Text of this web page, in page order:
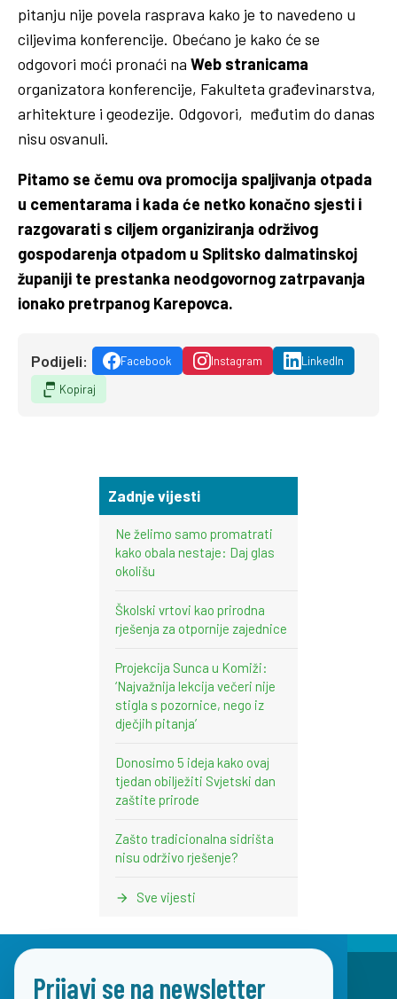
pitanju nije povela rasprava kako je to navedeno u
ciljevima konferencije. Obećano je kako će se
odgovori moći pronaći na Web stranicama
organizatora konferencije, Fakulteta građevinarstva,
arhitekture i geodezije. Odgovori, međutim do danas
nisu osvanuli.
Pitamo se čemu ova promocija spaljivanja otpada
u cementarama i kada će netko konačno sjesti i
razgovarati s ciljem organiziranja održivog
gospodarenja otpadom u Splitsko dalmatinskoj
županiji te prestanka neodgovornog zatrpavanja
ionako pretrpanog Karepovca.
Podijeli: Facebook Instagram
LinkedIn
Kopiraj
Zadnje vijesti
Ne želimo samo promatrati
kako obala nestaje: Daj glas
okolišu
Školski vrtovi kao prirodna
rješenja za otpornije zajednice
Projekcija Sunca u Komiži:
‘Najvažnija lekcija večeri nije
stigla s pozornice, nego iz
dječjih pitanja’
Donosimo 5 ideja kako ovaj
tjedan obilježiti Svjetski dan
zaštite prirode
Zašto tradicionalna sidrišta
nisu održivo rješenje?
Sve vijesti
Prijavi se na newsletter